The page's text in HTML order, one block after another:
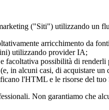
("Siti") utilizzando un
arricchimento da
utilizzando provider IA;
facoltativa possibilità di renderli
in alcuni casi, di acquistare un
l'HTML e le risorse del tuo
Non garantiamo che